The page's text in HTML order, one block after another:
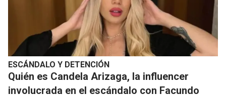
ESCÁNDALO Y DETENCIÓN
Quién es Candela Arizaga, la influencer
involucrada en el escándalo con Facundo